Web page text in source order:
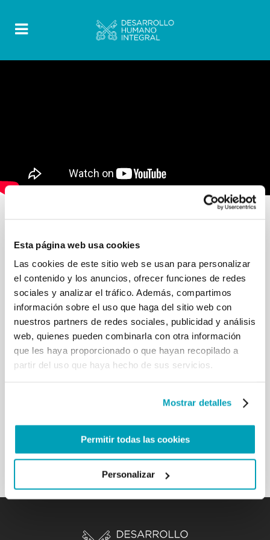
Esta página web usa cookies
Las cookies de este sitio web se usan para personalizar
el contenido y los anuncios, ofrecer funciones de redes
sociales y analizar el tráfico. Además, compartimos
información sobre el uso que haga del sitio web con
nuestros partners de redes sociales, publicidad y análisis
web, quienes pueden combinarla con otra información
que les haya proporcionado o que hayan recopilado a
partir del uso que haya hecho de sus servicios.
Mostrar detalles
Permitir todas las cookies
Personalizar
ENTREVISTAS
24 Febrero 20170 Comments
Mons. San Casimiro habla de las
migraciones en Costa Rica.
Mons. Ángel San Casimiro Fernández, obispo de
Alajuela y presidente de Cáritas en Costa Rica, se
tales como la “feminización” de las migraciones y la
necesidad de mantener a las familias unidas.